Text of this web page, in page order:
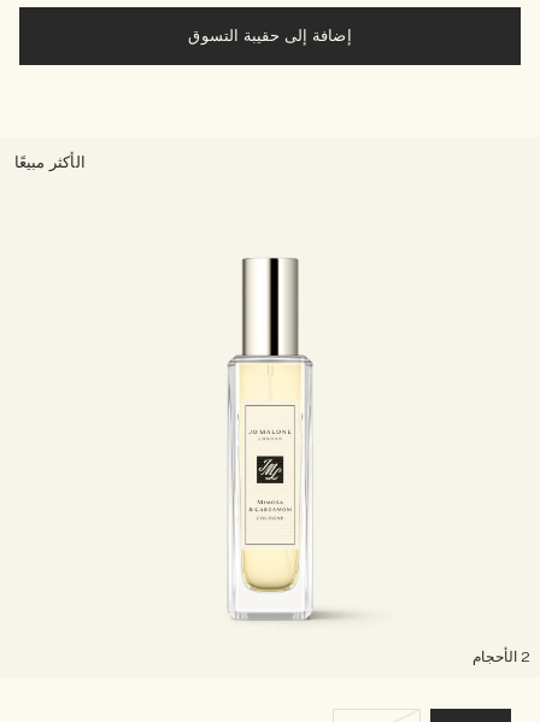
إضافة إلى حقيبة التسوق
الأكثر مبيعًا